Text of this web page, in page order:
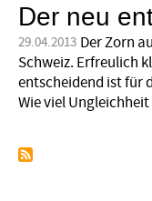
Der neu
29.04.2013 Der Zorn
Schweiz. Erfreulich
entscheidend ist für
Wie viel